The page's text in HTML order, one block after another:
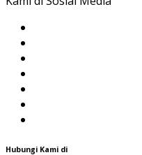
Hubungi Kami di